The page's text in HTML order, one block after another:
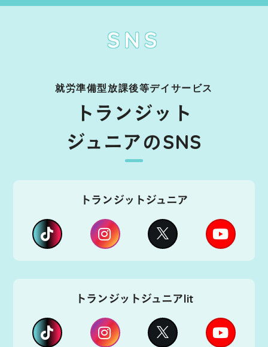
SNS
就労準備型放課後等デイサービス
トランジット
ジュニアのSNS
トランジットジュニア
トランジットジュニアlit